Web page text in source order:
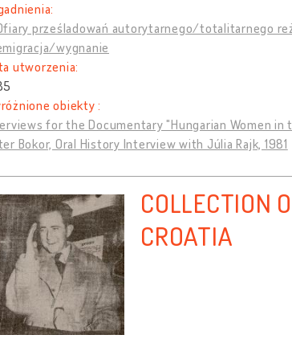
prześladowań autorytarnego/totalitarnego
wygnanie
utworzenia:
obiekty :
for the Documentary "Hungarian Women in
Bokor, Oral History Interview with Júlia Rajk, 1981
COLLECTION
CROATIA